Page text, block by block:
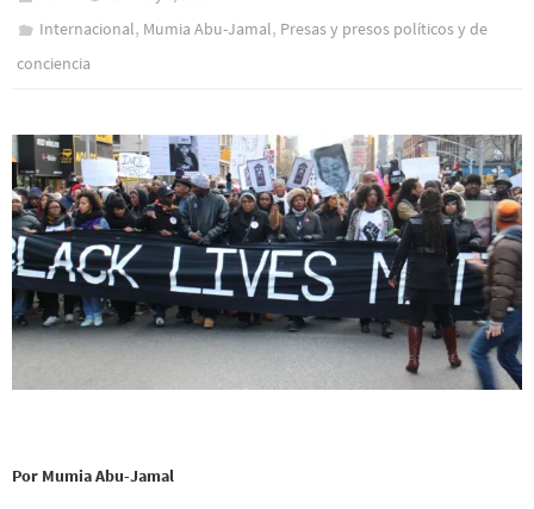
Internacional, Mumia Abu-Jamal, Presas y presos polí­ticos y de
conciencia
Por Mumia Abu-Jamal